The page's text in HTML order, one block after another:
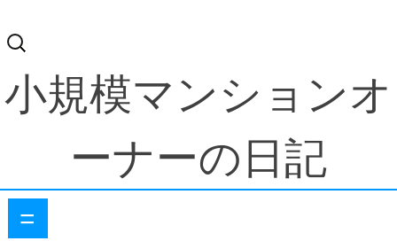
検
索:
小規模マンションオ
ーナーの日記
=